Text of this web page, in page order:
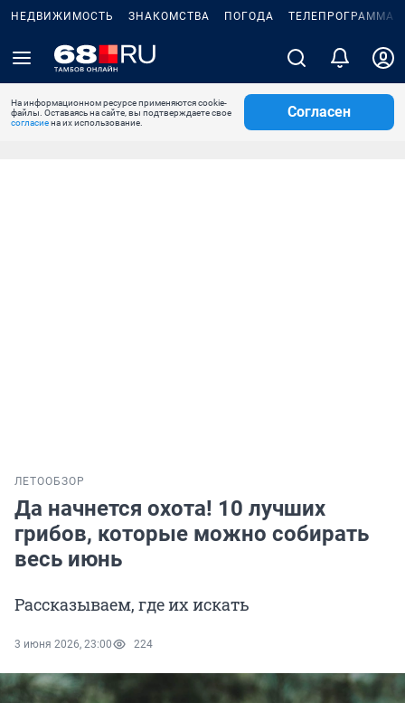
НЕДВИЖИМОСТЬ ЗНАКОМСТВА ПОГОДА ТЕЛЕПРОГРАММА
На информационном ресурсе применяются cookie-
файлы. Оставаясь на сайте, вы подтверждаете свое
согласиена их использование.
Согласен
ЛЕТООБЗОР
Да начнется охота! 10 лучших
грибов, которые можно собирать
весь июнь
Рассказываем, где их искать
3 июня 2026, 23:00 224